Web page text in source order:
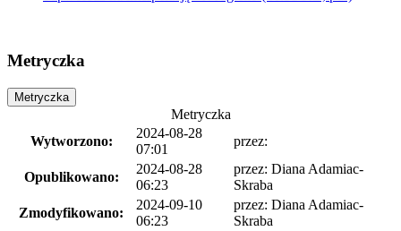
Metryczka
Metryczka
Metryczka
Wytworzono:
2024-08-28
07:01
przez:
Opublikowano:
2024-08-28
06:23
przez: Diana Adamiac-
Skraba
Zmodyfikowano:
2024-09-10
06:23
przez: Diana Adamiac-
Skraba